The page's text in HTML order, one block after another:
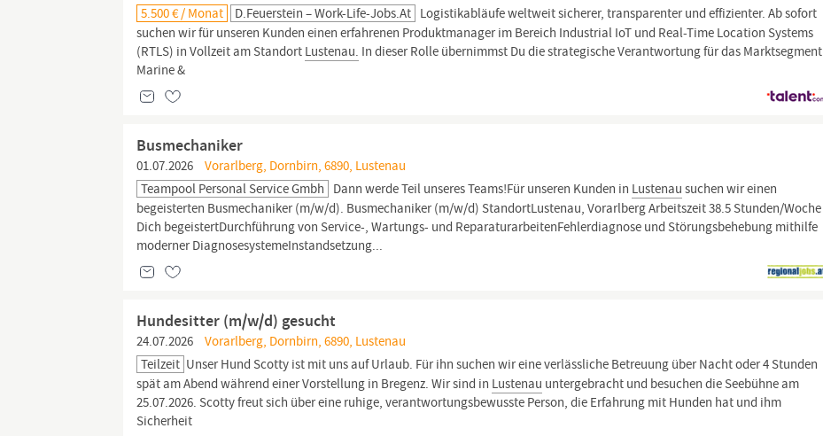
5.500 € / Monat
D.Feuerstein – Work-Life-Jobs.at Logistikabläufe weltweit sicherer, transparenter und effizienter. Ab sofort
suchen wir für unseren Kunden einen erfahrenen Produktmanager im Bereich Industrial IoT und Real-Time Location Systems
(RTLS) in Vollzeit am Standort Lustenau. In dieser Rolle übernimmst Du die strategische Verantwortung für das Marktsegment
Marine &
Busmechaniker
01.07.2026
Vorarlberg, Dornbirn, 6890, Lustenau
Teampool Personal Service Gmbh Dann werde Teil unseres Teams!Für unseren Kunden in Lustenau suchen wir einen
begeisterten Busmechaniker (m/w/d). Busmechaniker (m/w/d) StandortLustenau, Vorarlberg Arbeitszeit 38.5 Stunden/Woche
Dich begeistertDurchführung von Service-, Wartungs- und ReparaturarbeitenFehlerdiagnose und Störungsbehebung mithilfe
moderner DiagnosesystemeInstandsetzung...
Hundesitter (m/w/d) gesucht
24.07.2026
Vorarlberg, Dornbirn, 6890, Lustenau
Teilzeit Unser Hund Scotty ist mit uns auf Urlaub. Für ihn suchen wir eine verlässliche Betreuung über Nacht oder 4 Stunden
spät am Abend während einer Vorstellung in Bregenz. Wir sind in Lustenau untergebracht und besuchen die Seebühne am
25.07.2026. Scotty freut sich über eine ruhige, verantwortungsbewusste Person, die Erfahrung mit Hunden hat und ihm
Sicherheit